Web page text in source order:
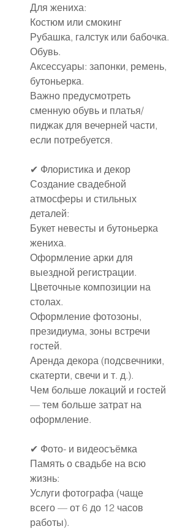
Для жениха:
Костюм или смокинг
Рубашка, галстук или бабочка.
Обувь.
Аксессуары: запонки, ремень,
бутоньерка.
Важно предусмотреть
сменную обувь и платья/
пиджак для вечерней части,
если потребуется.
✔ Флористика и декор
Создание свадебной
атмосферы и стильных
деталей:
Букет невесты и бутоньерка
жениха.
Оформление арки для
выездной регистрации.
Цветочные композиции на
столах.
Оформление фотозоны,
президиума, зоны встречи
гостей.
Аренда декора (подсвечники,
скатерти, свечи и т. д.).
Чем больше локаций и гостей
— тем больше затрат на
оформление.
✔ Фото- и видеосъёмка
Память о свадьбе на всю
жизнь:
Услуги фотографа (чаще
всего — от 6 до 12 часов
работы).